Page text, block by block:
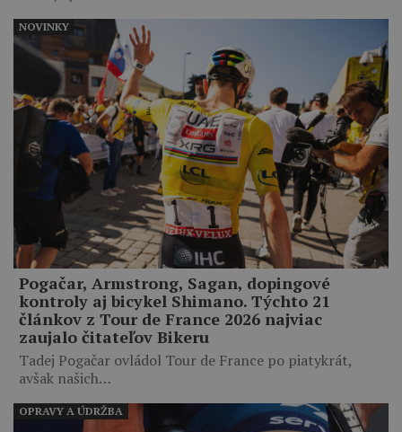
Pogačar, Armstrong, Sagan, dopingové
kontroly aj bicykel Shimano. Týchto 21
článkov z Tour de France 2026 najviac
zaujalo čitateľov Bikeru
Tadej Pogačar ovládol Tour de France po piatykrát,
avšak našich…
NOVINKY
OPRAVY A ÚDRŽBA